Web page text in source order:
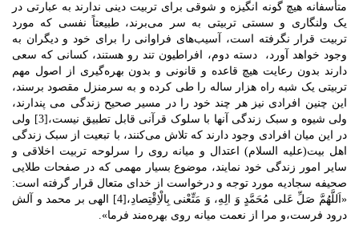
متأسفانه هیچ گونه انگیزه و شوقی برای تربیت دینی ندارند به عبارتی در
یک ولنگاری و سستی تربیتی به سر می‌برند، طبیعتاً نفسی که مورد
تربیت قرار نگرفته است، آسیب‌های فراوانی را برای خود و دیگران به
وجود خواهد آورد، دسته دوم، افراطیون تند رو هستند، کسانی که سعی
دارند بدون رعایت هیچ قاعده و قانونی و بدون بهره‌گیری از اصول مهم
تربیتی یک شبه راه هزار ساله را طی کرده و به سرمنزل مقصود برسند،
این چنین افرادی نیز هر چند خود را در مسیر صحیح زندگی می پندارند،
ولی شیوه و سبک زندگی آنها با سلوک قرآنی قابل تطبیق نیست،[3] ولی
در این میان افرادی وجود دارند که تلاش می‌کنند، با تبعیت از سبک زندگی
اهل بیت(علیه السلام) اعتدال و میانه روی را سرلوحه تربیت اخلاقی و
سایر امور زندگی خود نمایند، موضوع بسیار مهمی که در صفحات طلایی
صحیفه سجادیه مورد توجه و درخواست از خدای متعال قرار گرفته است:
«اَللَّهُمَّ صَلِّ عَلى‏ مُحَمَّدٍ وَ الِهِ، وَ مَتِّعْنى بِالْاِقْتِصادِ،[4] الهى بر محمد و آلش
درود فرست،و مرا از نعمت میانه‏ روى بهره‏‌مند فرما».